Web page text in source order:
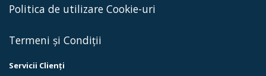
Politica de utilizare Cookie-uri
Termeni și Condiții
Servicii Clienţi